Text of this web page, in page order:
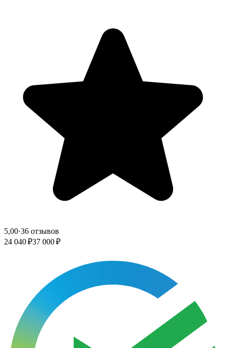
5,00·36 отзывов
24 040 ₽37 000 ₽